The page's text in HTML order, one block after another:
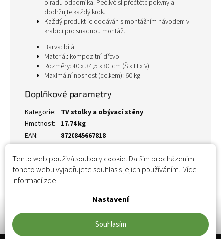
Tento web používá soubory cookie. Dalším procházením
tohoto webu vyjadřujete souhlas s jejich používáním.. Více
informacízde.
Nastavení
Souhlasím
o radu odborníka. Pečlivě si přečtěte pokyny a
dodržujte každý krok.
Každý produkt je dodáván s montážním návodem v
krabici pro snadnou montáž.
Barva: bílá
Materiál: kompozitní dřevo
Rozměry: 40 x 34,5 x 80 cm (Š x H x V)
Maximální nosnost (celkem): 60 kg
Doplňkové parametry
Kategorie: TV stolky a obývací stěny
Hmotnost:
17.74 kg
EAN: 8720845667818